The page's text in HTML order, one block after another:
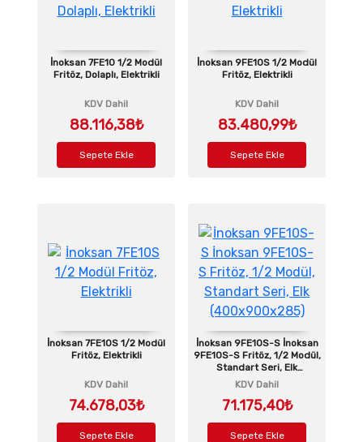
İnoksan 7FE10 1/2 Modül
Fritöz, Dolaplı, Elektrikli
KDV Dahil
88.116,38₺
Sepete Ekle
İnoksan 9FE10S 1/2 Modül
Fritöz, Elektrikli
KDV Dahil
83.480,99₺
Sepete Ekle
İnoksan 7FE10S 1/2 Modül
Fritöz, Elektrikli
KDV Dahil
74.678,03₺
Sepete Ekle
İnoksan 9FE10S-S İnoksan
9FE10S-S Fritöz, 1/2 Modül,
Standart Seri, Elk
(400x900x285)
KDV Dahil
71.175,40₺
Sepete Ekle